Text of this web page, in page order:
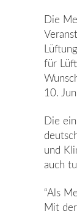
Die
für
10.
Die
und
auch
“Als
Mit